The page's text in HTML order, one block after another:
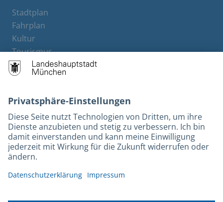
Stadtplan
Fahrplan
Kultur
Tourismus
M-Strom
Bürgerservice
Rechtliches und Kontakt
Barrierefreiheit
Leichte Sprache
Gebärdensprache